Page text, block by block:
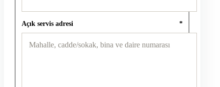
Açık servis adresi *